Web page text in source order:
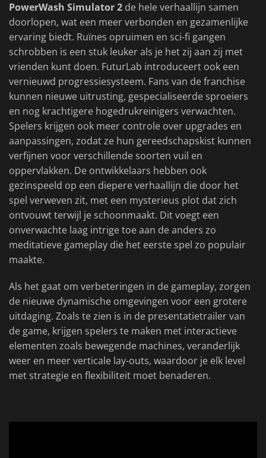
PowerWash Simulator 2 de hele verhaallijn samen
doorlopen, wat een meer verbonden en gezamenlijke
ervaring biedt. Ruïnes opruimen en sci-fi gangen
schrobben is een stuk leuker als je het zij aan zij met
vrienden kunt doen. FuturLab introduceert ook een
vernieuwd progressiesysteem. Fans van de franchise
kunnen nieuwe uitrusting, gespecialiseerde sproeiers
en nog krachtigere hogedrukreinigers verwachten.
Spelers krijgen ook meer controle over upgrades en
aanpassingen, zodat ze hun gereedschapskist kunnen
verfijnen voor verschillende soorten vuil en
oppervlakken. De ontwikkelaars hebben ook
gezinspeeld op een diepere verhaallijn die door het
spel verweven zit, met een mysterieus plot dat zich
ontvouwt terwijl je schoonmaakt. Dit voegt een
onverwachte laag intrige toe aan de anders zo
meditatieve gameplay die het eerste spel zo populair
maakte.
Als het gaat om verbeteringen in de gameplay, zorgen
de nieuwe dynamische omgevingen voor een grotere
uitdaging. Zoals te zien is in de presentatietrailer van
de game, krijgen spelers te maken met interactieve
elementen zoals bewegende machines, veranderlijk
weer en meer verticale lay-outs, waardoor je elk level
met strategie en flexibiliteit moet benaderen.